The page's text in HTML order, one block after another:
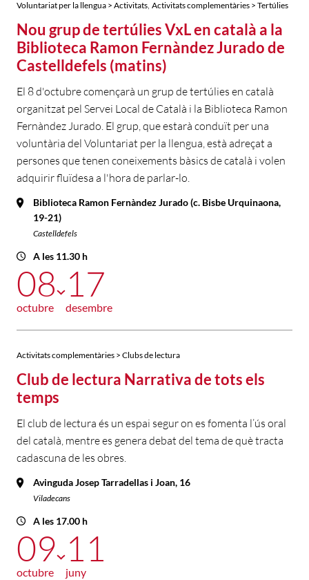
Voluntariat per la llengua > Activitats Activitats complementàries > Tertúlies
Nou grup de tertúlies VxL en català a la
Biblioteca Ramon Fernàndez Jurado de
Castelldefels (matins)
El 8 d'octubre començarà un grup de tertúlies en català
organitzat pel Servei Local de Català i la Biblioteca Ramon
Fernàndez Jurado. El grup, que estarà conduït per una
voluntària del Voluntariat per la llengua, està adreçat a
persones que tenen coneixements bàsics de català i volen
adquirir fluïdesa a l'hora de parlar-lo.
Biblioteca Ramon Fernàndez Jurado (c. Bisbe Urquinaona,
19-21)
Castelldefels
A les 11.30 h
08
octubre
17
desembre
Activitats complementàries > Clubs de lectura
Club de lectura Narrativa de tots els
temps
El club de lectura és un espai segur on es fomenta l’ús oral
del català, mentre es genera debat del tema de què tracta
cadascuna de les obres.
Avinguda Josep Tarradellas i Joan, 16
Viladecans
A les 17.00 h
09
octubre
11
juny